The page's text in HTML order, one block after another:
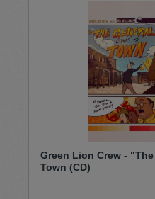
Green Lion Crew -
Town (CD)